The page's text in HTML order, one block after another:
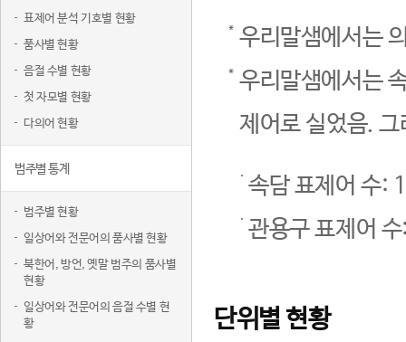
표제어 분석 기호별 현황
품사별 현황
음절 수별 현황
첫 자모별 현황
다의어 현황
범주별 통계
범주별 현황
일상어와 전문어의 품사별 현황
북한어, 방언, 옛말 범주의 품사별
현황
일상어와 전문어의 음절 수별 현
황
우리말샘에서는
우리말샘에서는
제어로 실었음.
속담 표제어 수:
관용구 표제어
단위별 현황